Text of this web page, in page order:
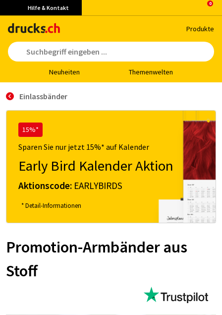
Hilfe & Kontakt
Pro­duk­te
Neu­hei­ten The­men­wel­ten
Einlassbänder
15%*
Sparen Sie nur jetzt 15%* auf Kalender
Early Bird Kalender Aktion
Aktionscode: EARLYBIRDS
* Detail-Informationen
Promotion-Armbänder aus
Stoff